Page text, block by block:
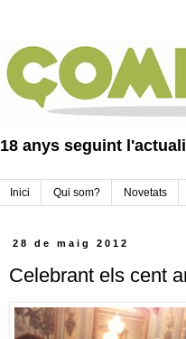
18 anys seguint
Inici Qui som? Novetats
28 de maig 2012
Celebrant els cent